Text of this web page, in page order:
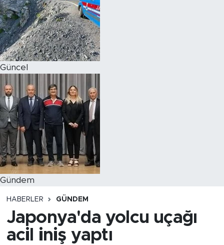
Güncel
Gündem
HABERLER GÜNDEM
Japonya'da yolcu uçağı
acil iniş yaptı
Magazin
Özel Haber
Politika
Resmi İlanlar
Sağlık
Spor
Turizm